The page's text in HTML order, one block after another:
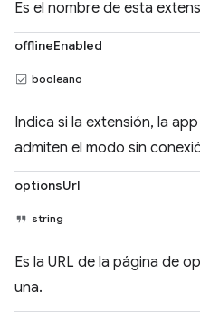
Es el nombre de esta
offlineEnabled
booleano
Indica si la extensión, la
admiten el modo sin
optionsUrl
string
Es la URL de la página de
una.